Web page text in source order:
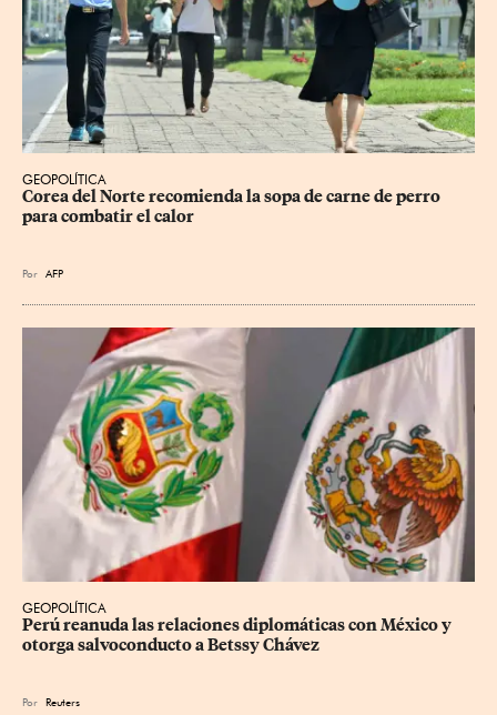
GEOPOLÍTICA
Corea del Norte recomienda la sopa de carne de perro
para combatir el calor
Por AFP
GEOPOLÍTICA
Perú reanuda las relaciones diplomáticas con México y
otorga salvoconducto a Betssy Chávez
Por Reuters